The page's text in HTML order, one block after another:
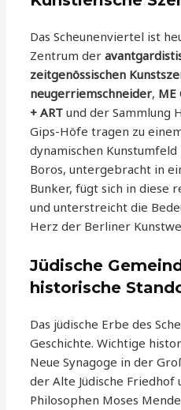
Das Scheunenviertel ist
Zentrum der
zeitgenössischen
neugerriemschneider, ME
+ ART und der Sammlung
Gips-Höfe tragen zu
dynamischen Kunstumfeld
Boros, untergebracht in
Bunker, fügt sich in diese
und unterstreicht die
Herz der Berliner
Jüdische
historische
Das jüdische Erbe des
Geschichte. Wichtige
Neue Synagoge in der
der Alte Jüdische Friedhof
Philosophen Moses